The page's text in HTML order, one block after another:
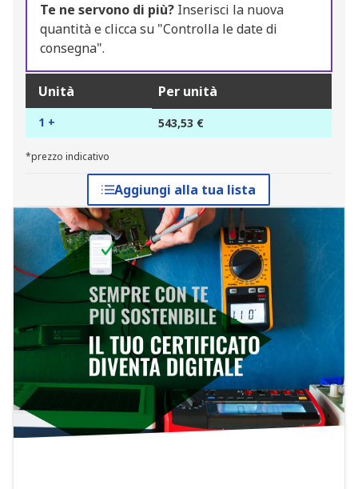
Te ne servono di più? Inserisci la nuova
quantità e clicca su "Controlla le date di
consegna".
Unità Per unità
1 + 543,53 €
*prezzo indicativo
Aggiungi alla tua lista